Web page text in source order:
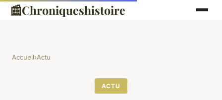
📰Chroniqueshistoire
Accueil›Actu
ACTU